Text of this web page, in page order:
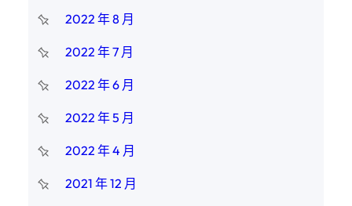
2022 年 8 月
2022 年 7 月
2022 年 6 月
2022 年 5 月
2022 年 4 月
2021 年 12 月